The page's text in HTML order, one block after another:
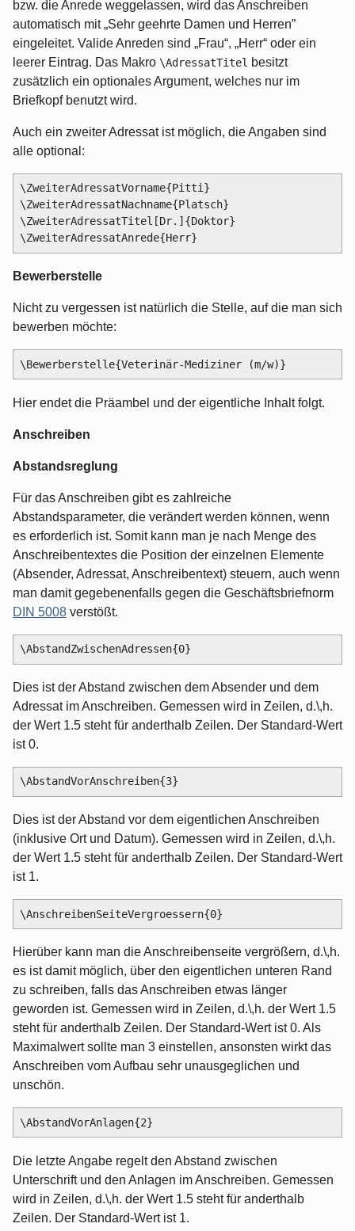
bzw. die Anrede weggelassen, wird das Anschreiben
automatisch mit „Sehr geehrte Damen und Herren”
eingeleitet. Valide Anreden sind „Frau“, „Herr“ oder ein
leerer Eintrag. Das Makro \AdressatTitel besitzt
zusätzlich ein optionales Argument, welches nur im
Briefkopf benutzt wird.
Auch ein zweiter Adressat ist möglich, die Angaben sind
alle optional:
\ZweiterAdressatVorname{Pitti}
\ZweiterAdressatNachname{Platsch}
\ZweiterAdressatTitel[Dr.]{Doktor}
Bewerberstelle
Nicht zu vergessen ist natürlich die Stelle, auf die man sich
bewerben möchte:
Hier endet die Präambel und der eigentliche Inhalt folgt.
Anschreiben
Abstandsreglung
Für das Anschreiben gibt es zahlreiche
Abstandsparameter, die verändert werden können, wenn
es erforderlich ist. Somit kann man je nach Menge des
Anschreibentextes die Position der einzelnen Elemente
(Absender, Adressat, Anschreibentext) steuern, auch wenn
man damit gegebenenfalls gegen die Geschäftsbriefnorm
DIN 5008 verstößt.
Dies ist der Abstand zwischen dem Absender und dem
Adressat im Anschreiben. Gemessen wird in Zeilen, d.\,h.
der Wert 1.5 steht für anderthalb Zeilen. Der Standard-Wert
ist 0.
Dies ist der Abstand vor dem eigentlichen Anschreiben
(inklusive Ort und Datum). Gemessen wird in Zeilen, d.\,h.
der Wert 1.5 steht für anderthalb Zeilen. Der Standard-Wert
ist 1.
Hierüber kann man die Anschreibenseite vergrößern, d.\,h.
es ist damit möglich, über den eigentlichen unteren Rand
zu schreiben, falls das Anschreiben etwas länger
geworden ist. Gemessen wird in Zeilen, d.\,h. der Wert 1.5
steht für anderthalb Zeilen. Der Standard-Wert ist 0. Als
Maximalwert sollte man 3 einstellen, ansonsten wirkt das
Anschreiben vom Aufbau sehr unausgeglichen und
unschön.
Die letzte Angabe regelt den Abstand zwischen
Unterschrift und den Anlagen im Anschreiben. Gemessen
wird in Zeilen, d.\,h. der Wert 1.5 steht für anderthalb
Zeilen. Der Standard-Wert ist 1.